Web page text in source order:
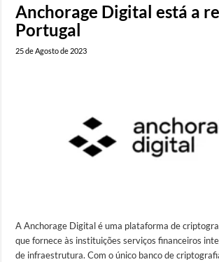
Anchorage Digital está a
Portugal
25 de Agosto de 2023
A Anchorage Digital é uma plataforma de
que fornece às instituições serviços financeiros
de infraestrutura. Com o único banco de